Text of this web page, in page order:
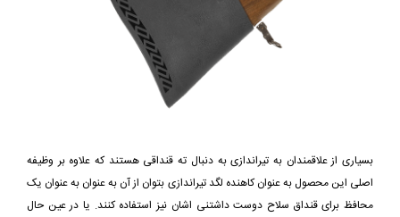
بسیاری از علاقمندان به تیراندازی به دنبال ته قنداقی هستند که علاوه بر وظیفه
اصلی این محصول به عنوان کاهنده لگد تیراندازی بتوان از آن به عنوان به عنوان یک
محافظ برای قنداق سلاح دوست داشتنی اشان نیز استفاده کنند. یا در عین حال